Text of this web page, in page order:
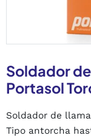
Soldador
Portasol
Soldador de
Tipo antorcha